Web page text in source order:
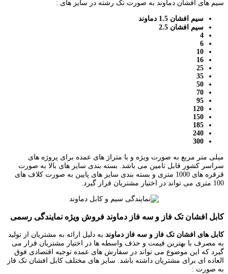
سیم های افشان دماوند به صورت تک رشته در سایز های :
سیم افشان 1.5 دماوند
سیم افشان 2.5
4
6
10
16
25
35
50
70
95
120
150
185
240
300
میلی متر مربع به صورت ویژه و با متراژ های عمده برای پروژه های
سراسر کشور قابل تامین می باشد. بسته بندی سایز های بالا به صورت
قرقره های 1000 متری و بسته بندی سایز های پایین به صورت کلاف های
100 متری می تواند در اختیار مشتریان قرار گیرد.
کابل افشان تک فاز و سه فاز دماوند فروش ویژه نمایندگی رسمی
کابل های افشان تک فاز و سه فاز دماوند به دلیل ارائه به مشتریان از تولید
به مصرف با بهترین قیمت و حذف واسطه ها در اختیار مشتریان قرار می
گیرد که این موضوع می تواند در سفارش های عمده توجیه اقتصادی فوق
العاده ای برای مشتریان داشته باشد. سایز های مختلف کابل افشان تک فاز
به صورت :